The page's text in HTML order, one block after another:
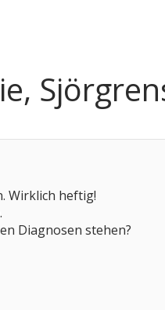
Wirklich heftig!
Diagnosen stehen?